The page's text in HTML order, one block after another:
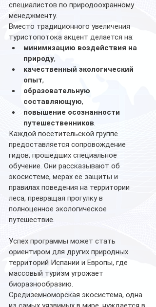
специалистов по природоохранному
менеджменту.
Вместо традиционного увеличения
туристопотока акцент делается на:
минимизацию воздействия на
природу,
качественный экологический
опыт,
образовательную
составляющую,
повышение осознанности
путешественников.
Каждой посетительской группе
предоставляется сопровождение
гидов, прошедших специальное
обучение. Они рассказывают об
экосистеме, мерах её защиты и
правилах поведения на территории
леса, превращая прогулку в
полноценное экологическое
путешествие.
Успех программы может стать
ориентиром для других природных
территорий Испании и Европы, где
массовый туризм угрожает
биоразнообразию.
Средиземноморская экосистема, одна